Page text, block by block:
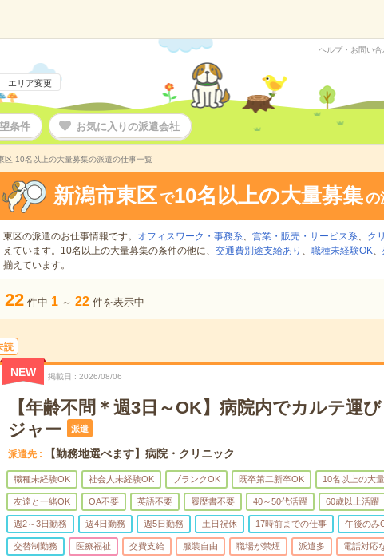
エリア変更
ヘルプ・お問い合
条件 お気に入りの派遣会社
区 10名以上の大量募集の派遣の仕事一覧
新潟市東区 で10名以上の大量募集の
東区の派遣のお仕事情報です。 オフィスワーク・事務系、 営業・販売・サービス系、 ク
えています。10名以上の大量募集の条件の他に、 交通費別途支給あり 、 職種未経験OK、
揃えています。
22 件中 1 ～ 22 件を表示中
読
NEW 掲載日 2026/08/06
【年齢不問＊週3日～OK】病院内でカルテ運
ジャー
派遣
派遣先 【勤務地選べます】病院・クリニック
職種未経験OK 社会人未経験OK ブランクOK 既卒第二新卒OK 10名以上の大
友達と一緒OK OA不要 英語不要 履歴書不要 40～50代活躍 60歳以上活躍
週2～3日勤務 週4日勤務 週5日勤務 土日祝休 17時前までの仕事 午後のみ
交替制勤務 医療福祉 交費支給 服装自由 職場が禁煙 派遣多 電話対応